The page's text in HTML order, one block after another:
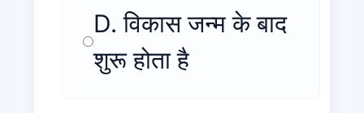
D. विकास जन्म के बाद
शुरू होता है